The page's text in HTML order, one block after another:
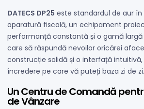
DATECS DP25 este standardul de aur
aparatură fiscală, un echipament
performanță constantă și o gamă
care să răspundă nevoilor oricărei
construcție solidă și o interfață
încredere pe care vă puteți baza zi de zi.
Un Centru de Comandă
de Vânzare